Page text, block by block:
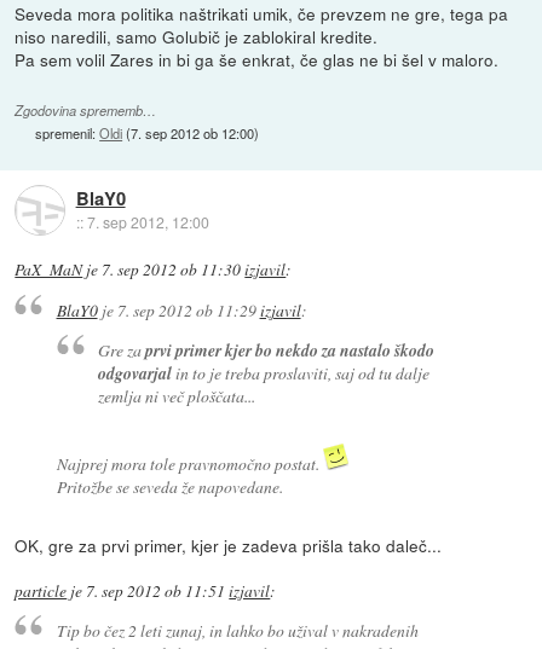
Seveda mora politika naštrikati umik, če prevzem ne gre, tega pa
niso naredili, samo Golubič je zablokiral kredite.
Pa sem volil Zares in bi ga še enkrat, če glas ne bi šel v maloro.
Zgodovina sprememb…
spremenil:Oldi(7. sep 2012 ob 12:00)
BlaY0
::7. sep 2012, 12:00
PaX_MaNje 7. sep 2012 ob 11:30izjavil:
BlaY0je 7. sep 2012 ob 11:29izjavil:
Gre zaprvi primer kjer bo nekdo za nastalo škodo
odgovarjalin to je treba proslaviti, saj od tu dalje
zemlja ni več ploščata...
Najprej mora tole pravnomočno postat.
Pritožbe se seveda že napovedane.
OK, gre za prvi primer, kjer je zadeva prišla tako daleč...
particle je 7. sep 2012 ob 11:51 izjavil:
Tip bo čez 2 leti zunaj, in lahko bo užival v nakradenih